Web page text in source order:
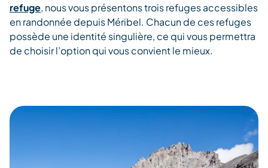
refuge, nous vous présentons trois refuges accessibles
en randonnée depuis Méribel. Chacun de ces refuges
possède une identité singulière, ce qui vous permettra
de choisir l’option qui vous convient le mieux.